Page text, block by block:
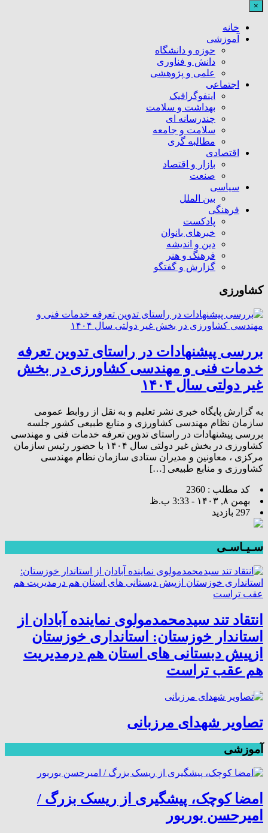
×
خانه
آموزشی
حوزه و دانشگاه
دانش و فناوری
علمی و پژوهشی
اجتماعی
اینفوگرافیک
بهداشت و سلامت
چندرسانه ای
سلامت و جامعه
مطالبه گری
اقتصادی
بازار و اقتصاد
صنعت
سیاسی
بین الملل
فرهنگی
پادکست
خبرهای بانوان
دین و اندیشه
فرهنگ و هنر
گزارش و گفتگو
کشاورزی
بررسی پیشنهادات در راستای تدوین تعرفه
خدمات فنی و مهندسی کشاورزی در بخش
غیر دولتی سال ۱۴۰۴
به گزارش پایگاه خبری نشر تعلیم و به نقل از روابط عمومی
سازمان نظام مهندسی کشاورزی و منابع طبیعی کشور جلسه
بررسی پیشنهادات در راستای تدوین تعرفه خدمات فنی و مهندسی
کشاورزی در بخش غیر دولتی سال ۱۴۰۴ با حضور رئیس سازمان
مرکزی ، معاونین و مدیران ستادی سازمان نظام مهندسی
کشاورزی و منابع طبیعی […]
کد مطلب : 2360
بهمن ۸, ۱۴۰۳ - 3:33 ب.ظ
297 بازدید
سـیـاسـی
انتقاد تند سیدمحمدمولوی نماینده آبادان از
استاندار خوزستان: استانداری خوزستان
ازپیش دبستانی های استان هم درمدیریت
هم عقب تراست
تصاویر شهدای مرزبانی
آموزشی
امضا کوچک، پیشگیری از ریسک بزرگ /
امیرحسن بوربور